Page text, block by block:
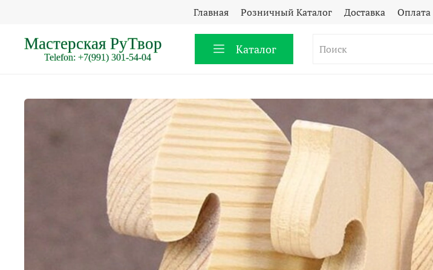
Главная Розничный Каталог Доставка Оплата
Каталог